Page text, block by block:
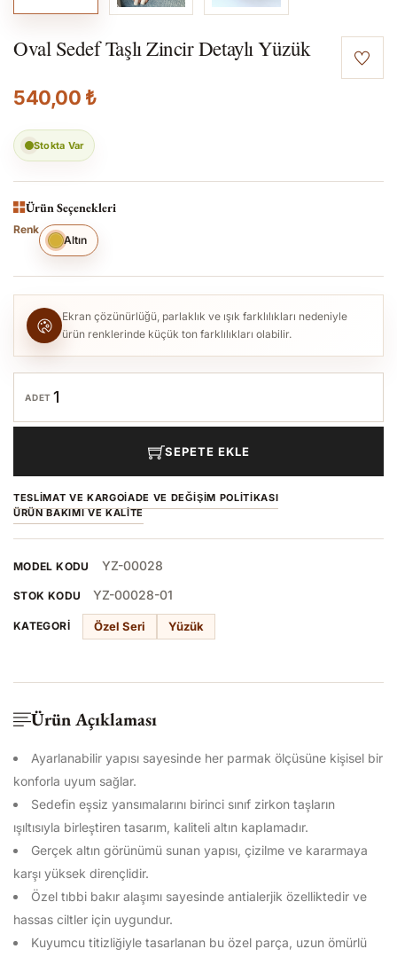
Oval Sedef Taşlı Zincir Detaylı Yüzük
540,00 ₺
Stokta Var
Ürün Seçenekleri
Renk
Altın
Ekran çözünürlüğü, parlaklık ve ışık farklılıkları nedeniyle
ürün renklerinde küçük ton farklılıkları olabilir.
ADET
SEPETE EKLE
TESLIMAT VE KARGOİADE VE DEĞIŞIM POLITIKASI
ÜRÜN BAKIMI VE KALITE
MODEL KODU YZ-00028
STOK KODU YZ-00028-01
KATEGORI Özel Seri Yüzük
Ürün Açıklaması
Ayarlanabilir yapısı sayesinde her parmak ölçüsüne kişisel bir
konforla uyum sağlar.
Sedefin eşsiz yansımalarını birinci sınıf zirkon taşların
ışıltısıyla birleştiren tasarım, kaliteli altın kaplamadır.
Gerçek altın görünümü sunan yapısı, çizilme ve kararmaya
karşı yüksek dirençlidir.
Özel tıbbi bakır alaşımı sayesinde antialerjik özelliktedir ve
hassas ciltler için uygundur.
Kuyumcu titizliğiyle tasarlanan bu özel parça, uzun ömürlü